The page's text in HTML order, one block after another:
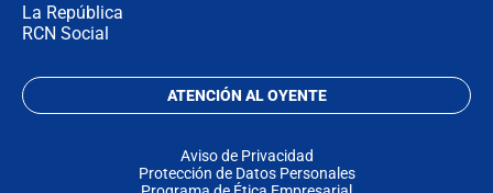
La República
RCN Social
ATENCIÓN AL OYENTE
Aviso de Privacidad
Protección de Datos Personales